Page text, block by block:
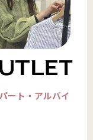
ート・アルバイ